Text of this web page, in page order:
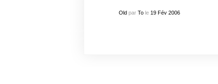
Oldpar Tole 19 Fév 2006